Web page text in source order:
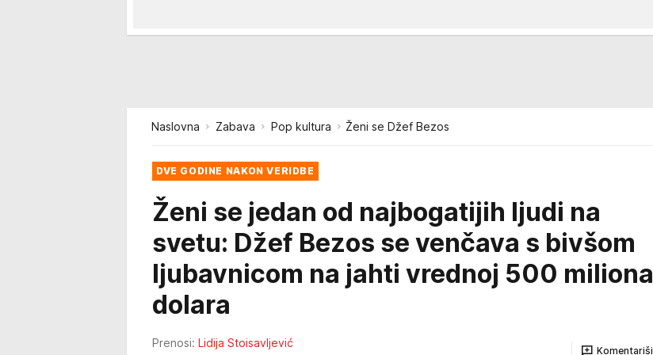
Naslovna Zabava Pop kultura Ženi se Džef Bezos
DVE GODINE NAKON VERIDBE
Ženi se jedan od najbogatijih ljudi na
svetu: Džef Bezos se venčava s bivšom
ljubavnicom na jahti vrednoj 500 miliona
dolara
Prenosi: Lidija Stoisavljević
Komentariši